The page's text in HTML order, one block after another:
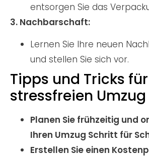
entsorgen Sie das
3. Nachbarschaft:
Lernen Sie Ihre neuen
und stellen Sie sich vor.
Tipps und Tricks
stressfreien Umzug
Planen Sie frühzeitig und
Ihren Umzug Schritt für
Erstellen Sie einen